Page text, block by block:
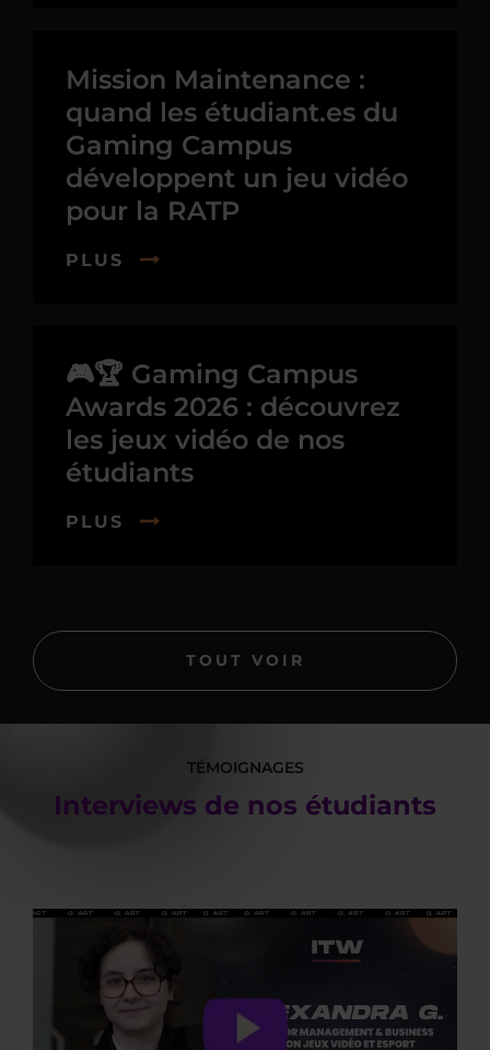
Mission Maintenance :
quand les étudiant.es du
Gaming Campus
développent un jeu vidéo
pour la RATP
PLUS
🎮🏆 Gaming Campus
Awards 2026 : découvrez
les jeux vidéo de nos
étudiants
PLUS
TOUT VOIR
TÉMOIGNAGES
Interviews de nos étudiants